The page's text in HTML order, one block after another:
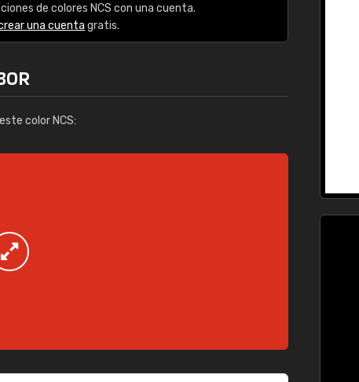
de colores NCS con una cuenta.
una cuenta gratis.
color NCS: